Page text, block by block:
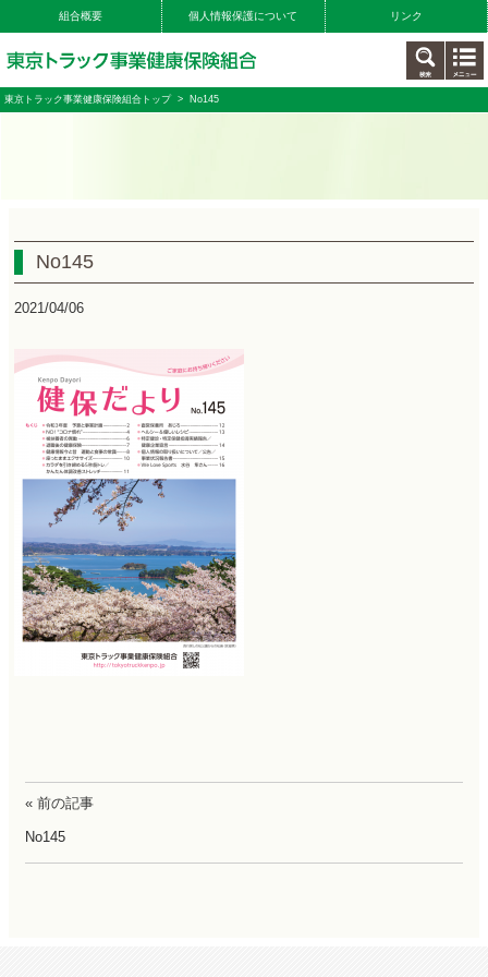
組合概要 個人情報保護について リンク
東京トラック事業健康保険組合トップ> No145
No145
2021/04/06
« 前の記事
No145